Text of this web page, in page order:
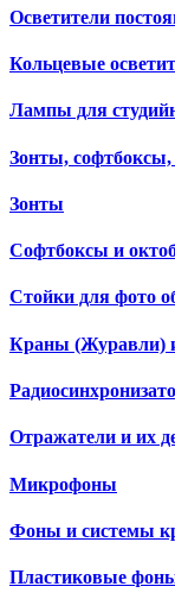
Осветители
Кольцевые
Лампы для
Зонты, софтбоксы,
Зонты
Софтбоксы и
Стойки для фото
Краны (Журавли)
Отражатели и их
Микрофоны
Фоны и системы
Пластиковые